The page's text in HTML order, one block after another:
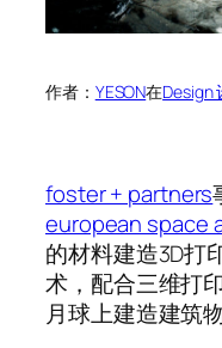
作者： YESON在Design
foster + partners
european space
的材料建造3D打
术，配合三维打
月球上建造建筑